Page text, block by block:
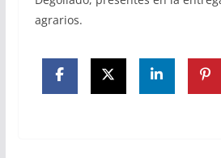
agrarios.